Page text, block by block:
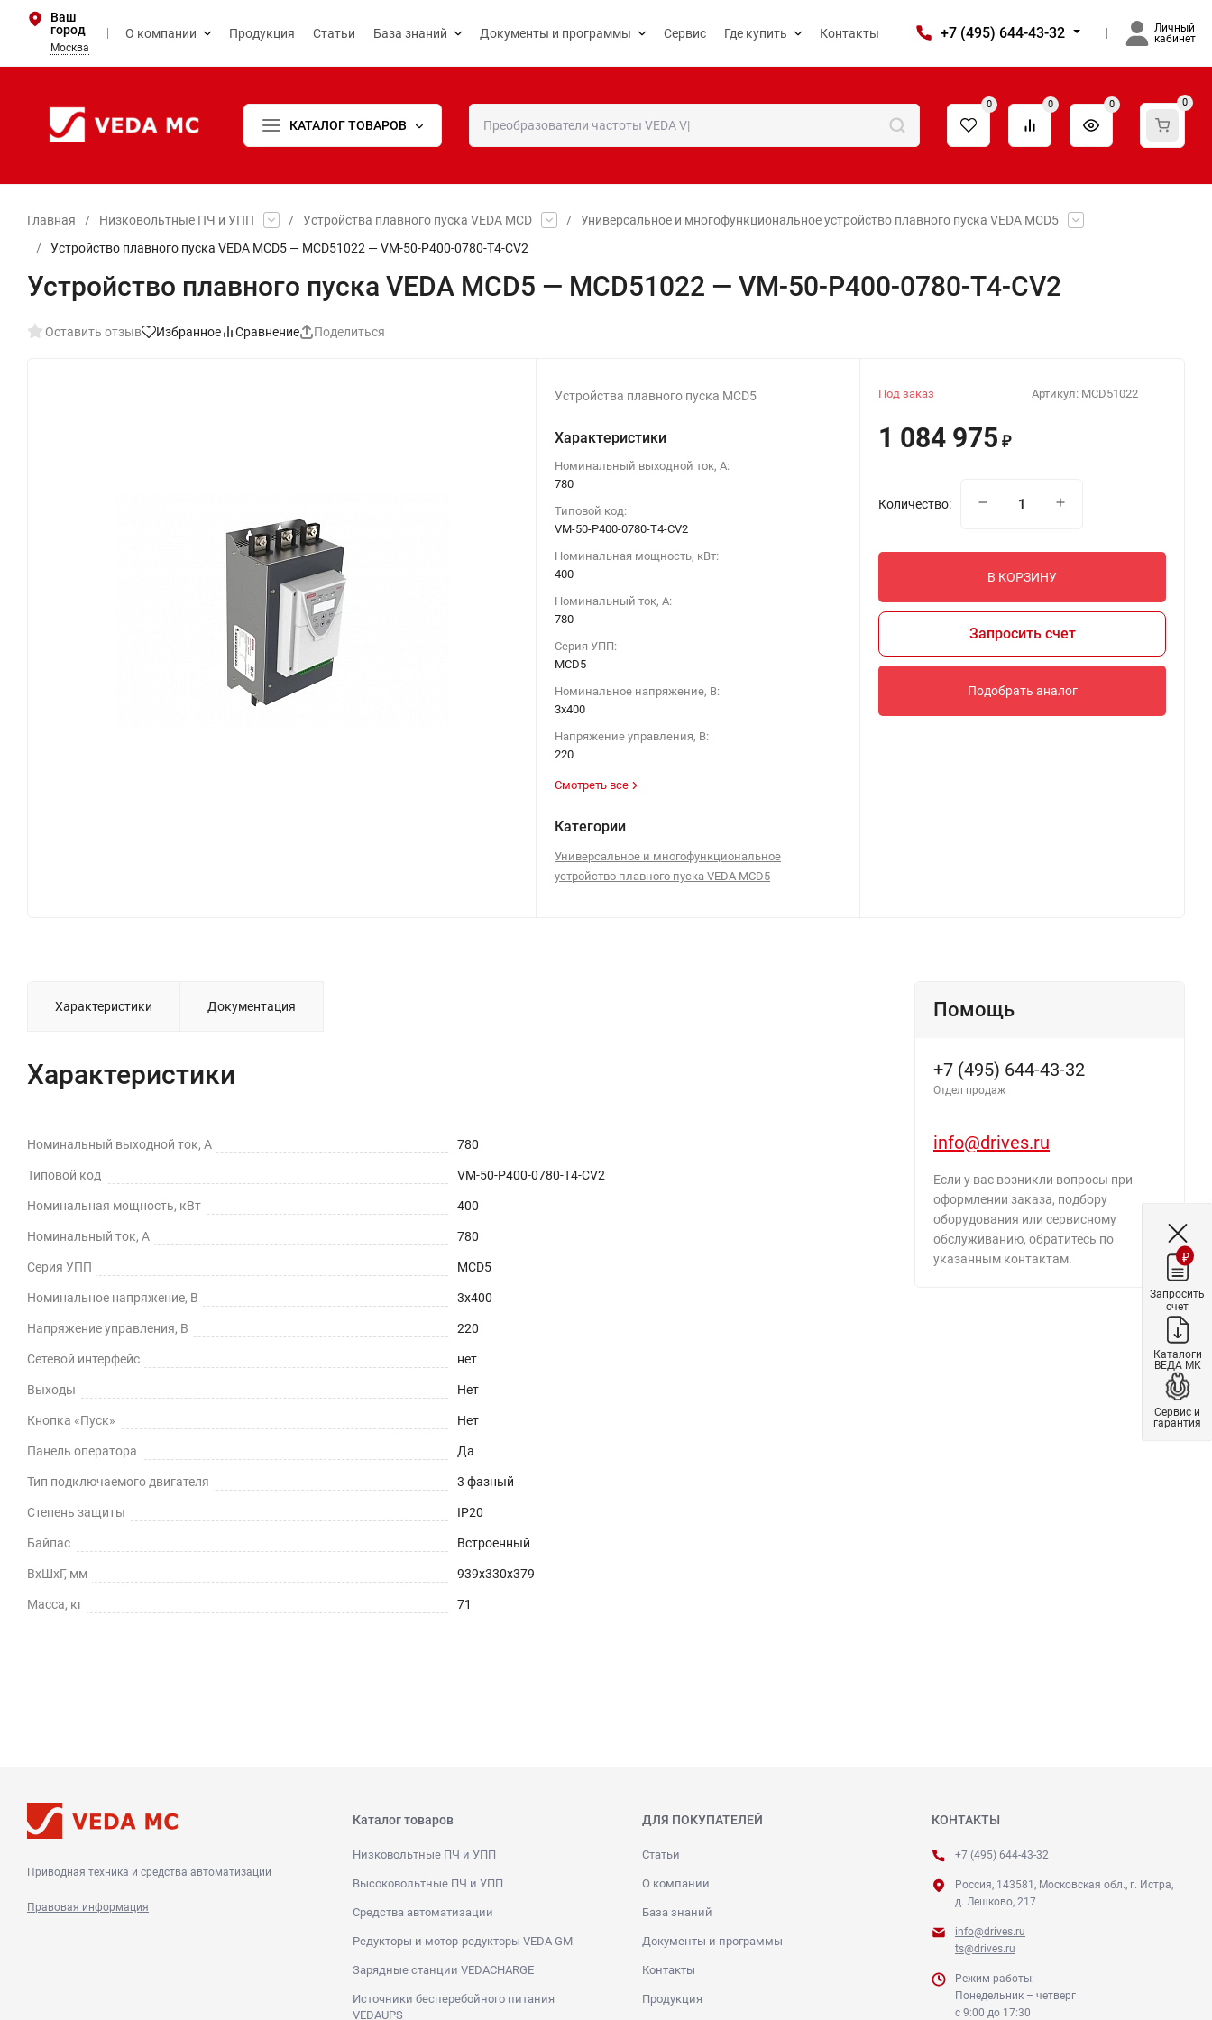
Ваш
город
Москва
О компании Продукция Статьи База знаний Документы и программы Сервис Где купить Контакты +7 (495) 644-43-32
Личный
кабинет
КАТАЛОГ ТОВАРОВ
0 0 0 0
Главная / Низковольтные ПЧ и УПП / Устройства плавного пуска VEDA MCD /
Универсальное и многофункциональное устройство плавного пуска VEDA MCD5
/
Устройство плавного пуска VEDA MCD5 — MCD51022 — VM-50-P400-0780-T4-CV2
Устройство плавного пуска VEDA MCD5 — MCD51022 — VM-50-P400-0780-T4-CV2
Оставить отзыв Избранное Сравнение Поделиться
Устройства плавного пуска MCD5
Характеристики
Номинальный выходной ток, А:
780
Типовой код:
VM-50-P400-0780-T4-CV2
Номинальная мощность, кВт:
400
Номинальный ток, А:
780
Серия УПП:
MCD5
Номинальное напряжение, В:
3х400
Напряжение управления, В:
220
Смотреть все
Категории
Универсальное и многофункциональное
устройство плавного пуска VEDA MCD5
Артикул: MCD51022
Под заказ
1 084 975 ₽
Количество:
В КОРЗИНУ
Запросить счет
Подобрать аналог
Характеристики Документация
Характеристики
Номинальный выходной ток, А 780
Типовой код VM-50-P400-0780-T4-CV2
Номинальная мощность, кВт 400
Номинальный ток, А 780
Серия УПП MCD5
Номинальное напряжение, В 3х400
Напряжение управления, В 220
Сетевой интерфейс нет
Выходы Нет
Кнопка «Пуск» Нет
Панель оператора Да
Тип подключаемого двигателя 3 фазный
Степень защиты IP20
Байпас Встроенный
ВхШхГ, мм 939х330х379
Масса, кг 71
Помощь
+7 (495) 644-43-32
Отдел продаж
info@drives.ru
Если у вас возникли вопросы при
оформлении заказа, подбору
оборудования или сервисному
обслуживанию, обратитесь по
указанным контактам.
Приводная техника и средства автоматизации
Правовая информация
Каталог товаров
Низковольтные ПЧ и УПП
Высоковольтные ПЧ и УПП
Средства автоматизации
Редукторы и мотор-редукторы VEDA GM
Зарядные станции VEDACHARGE
Источники бесперебойного питания
VEDAUPS
ДЛЯ ПОКУПАТЕЛЕЙ
Статьи
О компании
База знаний
Документы и программы
Контакты
Продукция
КОНТАКТЫ
+7 (495) 644-43-32
Россия, 143581, Московская обл., г. Истра,
д. Лешково, 217
info@drives.ru
ts@drives.ru
Режим работы:
Понедельник – четверг
с 9:00 до 17:30
₽
Запросить
счет
Каталоги
ВЕДА МК
Сервис и
гарантия